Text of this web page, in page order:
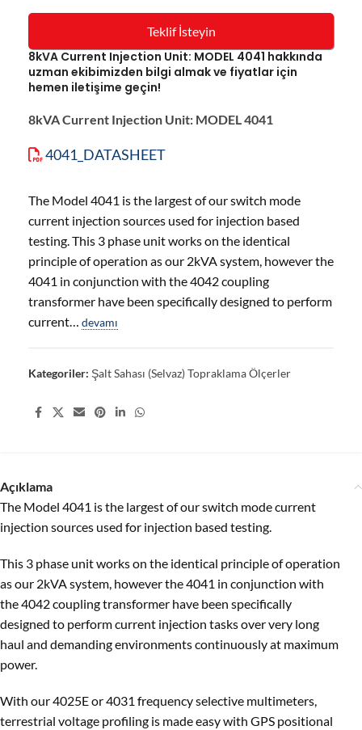
Teklif İsteyin
8kVA Current Injection Unit: MODEL 4041 hakkında
uzman ekibimizden bilgi almak ve fiyatlar için
hemen iletişime geçin!
8kVA Current Injection Unit: MODEL 4041
4041_DATASHEET
The Model 4041 is the largest of our switch mode
current injection sources used for injection based
testing. This 3 phase unit works on the identical
principle of operation as our 2kVA system, however the
4041 in conjunction with the 4042 coupling
transformer have been specifically designed to perform
current… devamı
Kategoriler: Şalt Sahası (Selvaz) Topraklama Ölçerler
Share:
Açıklama
The Model 4041 is the largest of our switch mode current
injection sources used for injection based testing.
This 3 phase unit works on the identical principle of operation
as our 2kVA system, however the 4041 in conjunction with
the 4042 coupling transformer have been specifically
designed to perform current injection tasks over very long
haul and demanding environments continuously at maximum
power.
With our 4025E or 4031 frequency selective multimeters,
terrestrial voltage profiling is made easy with GPS positional